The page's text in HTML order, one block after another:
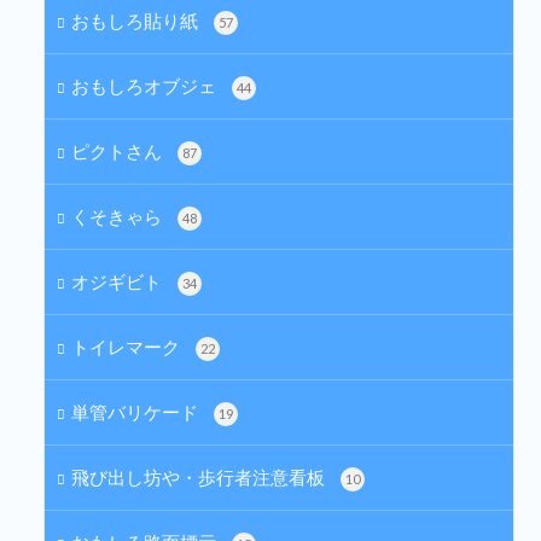
おもしろ貼り紙 57
おもしろオブジェ 44
ピクトさん 87
くそきゃら 48
オジギビト 34
トイレマーク 22
単管バリケード 19
飛び出し坊や・歩行者注意看板 10